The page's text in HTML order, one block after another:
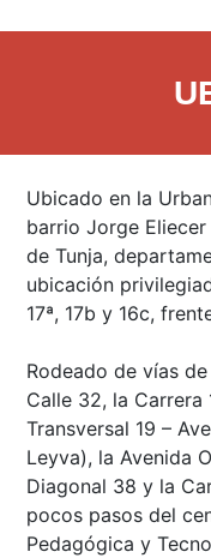
Ubicado en la
barrio Jorge
de Tunja,
ubicación
17ª, 17b y 16c,
Rodeado de vías
Calle 32, la
Transversal 19 –
Leyva), la Avenida
Diagonal 38 y la
pocos pasos del
Pedagógica y